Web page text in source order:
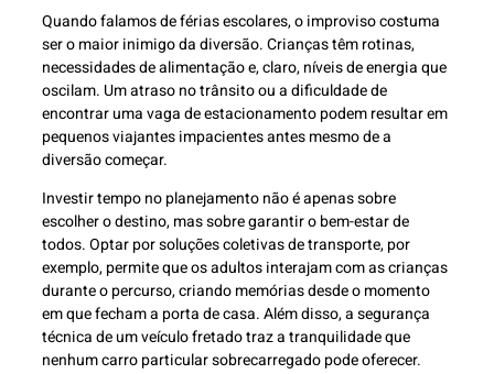
Quando falamos de férias escolares, o improviso costuma
ser o maior inimigo da diversão. Crianças têm rotinas,
necessidades de alimentação e, claro, níveis de energia que
oscilam. Um atraso no trânsito ou a dificuldade de
encontrar uma vaga de estacionamento podem resultar em
pequenos viajantes impacientes antes mesmo de a
diversão começar.
Investir tempo no planejamento não é apenas sobre
escolher o destino, mas sobre garantir o bem-estar de
todos. Optar por soluções coletivas de transporte, por
exemplo, permite que os adultos interajam com as crianças
durante o percurso, criando memórias desde o momento
em que fecham a porta de casa. Além disso, a segurança
técnica de um veículo fretado traz a tranquilidade que
nenhum carro particular sobrecarregado pode oferecer.